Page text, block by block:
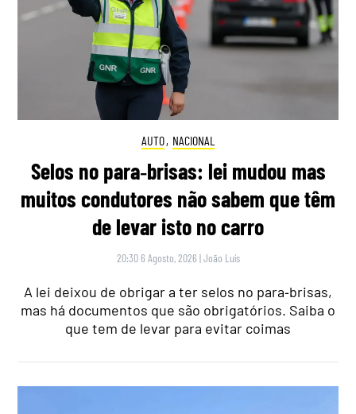
AUTO, NACIONAL
Selos no para‑brisas: lei mudou mas
muitos condutores não sabem que têm
de levar isto no carro
20:30 6 Agosto, 2026 |João Luís
A lei deixou de obrigar a ter selos no para‑brisas,
mas há documentos que são obrigatórios. Saiba o
que tem de levar para evitar coimas